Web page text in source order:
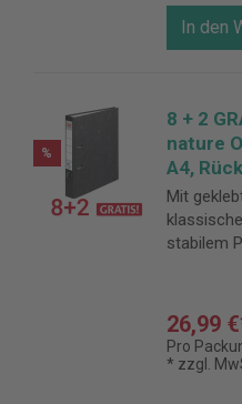
In den
%
8 + 2
nature
A4,
Mit
stabilem
26,99
Pro
* zzgl.